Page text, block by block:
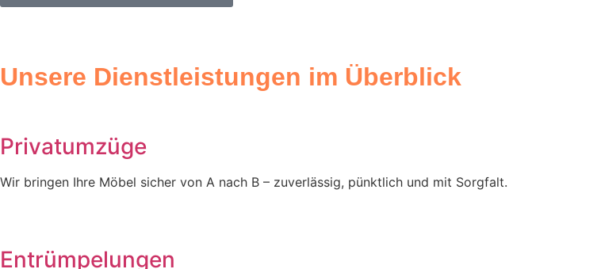
Unsere Dienstleistungen im Überblick
Privatumzüge
Wir bringen Ihre Möbel sicher von A nach B – zuverlässig, pünktlich und mit Sorgfalt.
Entrümpelungen